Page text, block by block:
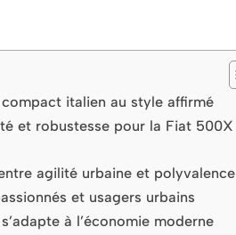
italien au style affirmé
et robustesse pour la Fiat 500X
agilité urbaine et polyvalence
et usagers urbains
à l’économie moderne